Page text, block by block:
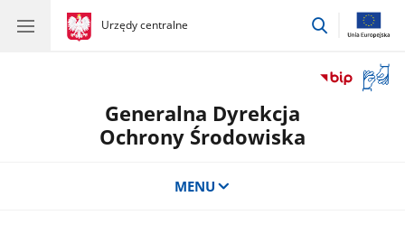
gov.pl
Urzędy centralne
gov.pl
Urzędy
przejdź
okno
Generalna Dyrekcja
Ochrony Środowiska
MENU